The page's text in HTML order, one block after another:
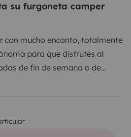
su furgoneta camper
con mucho encanto, totalmente
para que disfrutes al
de fin de semana o de
ha recorrido Francia,
cómoda y segura gracias a la
de marcha atrás, el control de